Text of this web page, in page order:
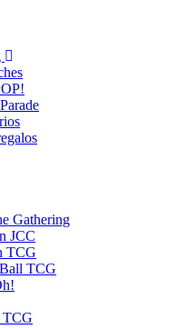
Gathering
JCC
TCG
TCG
TCG